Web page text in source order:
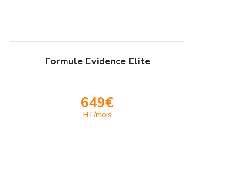
Formule Evidence Elite
649€
HT/mois